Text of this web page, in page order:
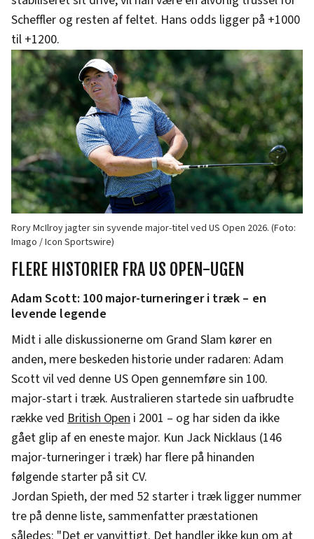
Scheffler og resten af feltet. Hans odds ligger på +1000
til +1200.
Rory McIlroy jagter sin syvende major-titel ved US Open 2026. (Foto:
Imago / Icon Sportswire)
FLERE HISTORIER FRA US OPEN-UGEN
Adam Scott: 100 major-turneringer i træk – en
levende legende
Midt i alle diskussionerne om Grand Slam kører en
anden, mere beskeden historie under radaren: Adam
Scott vil ved denne US Open gennemføre sin 100.
major-start i træk. Australieren startede sin uafbrudte
række ved British Openi 2001 – og har siden da ikke
gået glip af en eneste major. Kun Jack Nicklaus (146
major-turneringer i træk) har flere på hinanden
følgende starter på sit CV.
Jordan Spieth, der med 52 starter i træk ligger nummer
tre på denne liste, sammenfatter præstationen